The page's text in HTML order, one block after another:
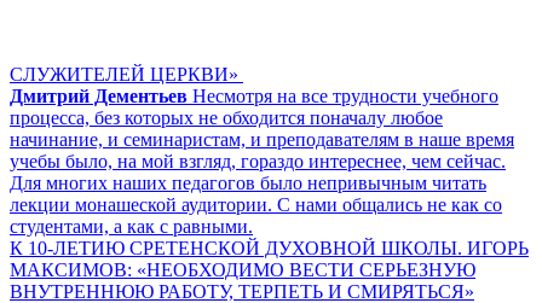
СЛУЖИТЕЛЕЙ ЦЕРКВИ»
Дмитрий Дементьев Несмотря на все трудности учебного
процесса, без которых не обходится поначалу любое
начинание, и семинаристам, и преподавателям в наше время
учебы было, на мой взгляд, гораздо интереснее, чем сейчас.
Для многих наших педагогов было непривычным читать
лекции монашеской аудитории. С нами общались не как со
студентами, а как с равными.
К 10-ЛЕТИЮ СРЕТЕНСКОЙ ДУХОВНОЙ ШКОЛЫ. ИГОРЬ
МАКСИМОВ: «НЕОБХОДИМО ВЕСТИ СЕРЬЕЗНУЮ
ВНУТРЕННЮЮ РАБОТУ, ТЕРПЕТЬ И СМИРЯТЬСЯ»